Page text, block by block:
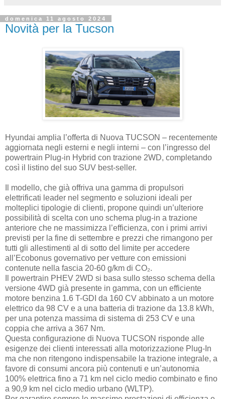
domenica 11 agosto 2024
Novità per la Tucson
Hyundai amplia l’offerta di Nuova TUCSON – recentemente
aggiornata negli esterni e negli interni – con l’ingresso del
powertrain Plug-in Hybrid con trazione 2WD, completando
così il listino del suo SUV best-seller.
Il modello, che già offriva una gamma di propulsori
elettrificati leader nel segmento e soluzioni ideali per
molteplici tipologie di clienti, propone quindi un’ulteriore
possibilità di scelta con uno schema plug-in a trazione
anteriore che ne massimizza l’efficienza, con i primi arrivi
previsti per la fine di settembre e prezzi che rimangono per
tutti gli allestimenti al di sotto del limite per accedere
all’Ecobonus governativo per vetture con emissioni
contenute nella fascia 20-60 g/km di CO₂.
Il powertrain PHEV 2WD si basa sullo stesso schema della
versione 4WD già presente in gamma, con un efficiente
motore benzina 1.6 T-GDI da 160 CV abbinato a un motore
elettrico da 98 CV e a una batteria di trazione da 13.8 kWh,
per una potenza massima di sistema di 253 CV e una
coppia che arriva a 367 Nm.
Questa configurazione di Nuova TUCSON risponde alle
esigenze dei clienti interessati alla motorizzazione Plug-In
ma che non ritengono indispensabile la trazione integrale, a
favore di consumi ancora più contenuti e un’autonomia
100% elettrica fino a 71 km nel ciclo medio combinato e fino
a 90,9 km nel ciclo medio urbano (WLTP).